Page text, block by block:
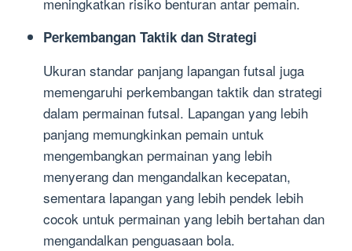
Perkembangan Taktik dan Strategi
Ukuran standar panjang lapangan futsal juga
memengaruhi perkembangan taktik dan strategi
dalam permainan futsal. Lapangan yang lebih
panjang memungkinkan pemain untuk
mengembangkan permainan yang lebih
menyerang dan mengandalkan kecepatan,
sementara lapangan yang lebih pendek lebih
cocok untuk permainan yang lebih bertahan dan
mengandalkan penguasaan bola.